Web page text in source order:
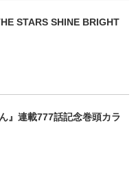
STARS SHINE BRIGHT
』連載777話記念巻頭カラ